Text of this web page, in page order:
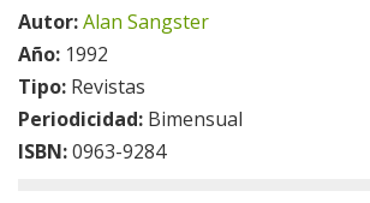
Autor:Alan Sangster
Año: 1992
Tipo: Revistas
Periodicidad: Bimensual
ISBN:0963-9284